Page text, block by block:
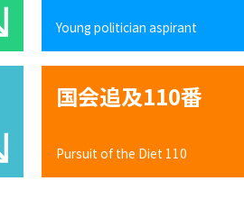
Young politician aspirant
国会追及110番
Pursuit of the Diet 110